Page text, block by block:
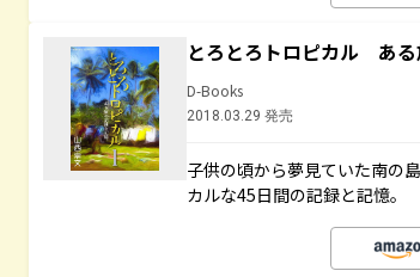
とろとろトロピカル あ
D-Books
2018.03.29 発売
子供の頃から夢見ていた南の
カルな45日間の記録と記憶。